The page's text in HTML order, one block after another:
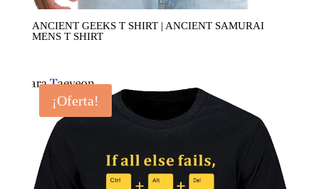
ANCIENT GEEKS T SHIRT | ANCIENT SAMURAI
MENS T SHIRT
¡Oferta!